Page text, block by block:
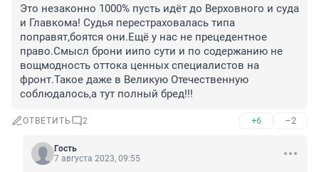
Это незаконно 1000% пусть идёт до Верховного и суда
и Главкома! Судья перестраховалась типа
поправят,боятся они.Ещё у нас не прецедентное
право.Смысл брони иипо сути и по содержанию не
вощмодность оттока ценных специалистов на
фронт.Такое даже в Великую Отечественную
соблюдалось,а тут полный бред!!!
ОТВЕТИТЬ 2 +6 –2
Гость
7 августа 2023, 09:55